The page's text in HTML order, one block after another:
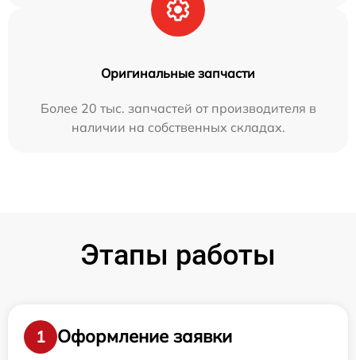
Оригинальные запчасти
Более 20 тыс. запчастей от производителя в
наличии на собственных складах.
Этапы работы
1
Оформление заявки